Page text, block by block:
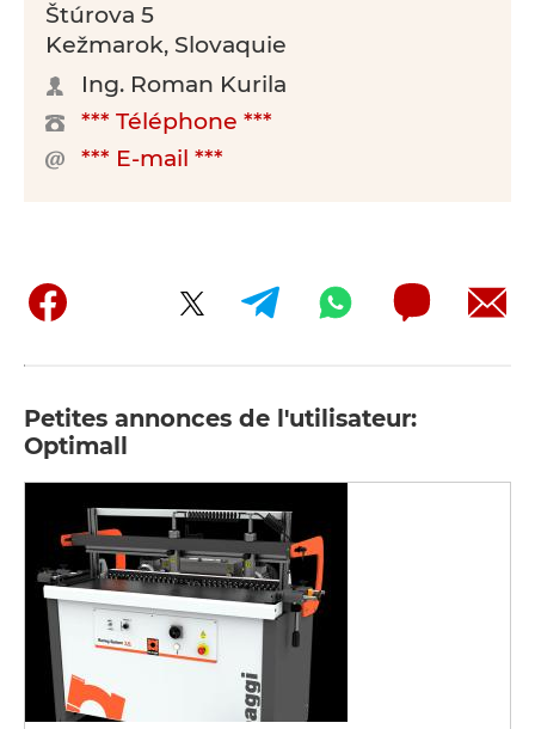
Štúrova 5
Kežmarok, Slovaquie
Ing. Roman Kurila
*** Téléphone ***
*** E-mail ***
Petites annonces de l'utilisateur:
Optimall